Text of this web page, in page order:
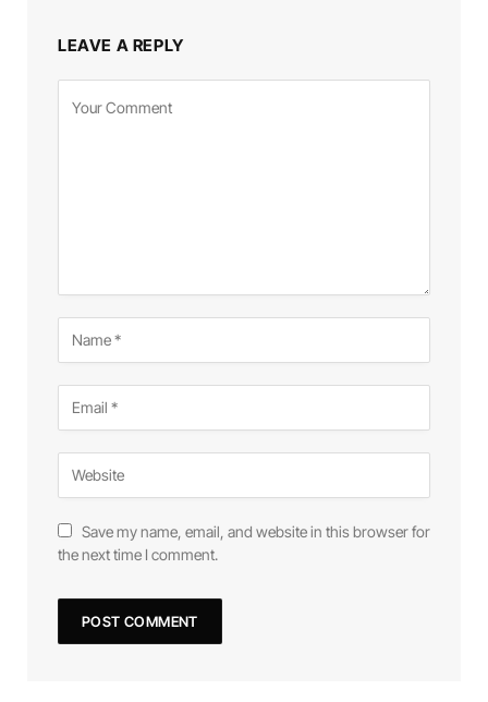
LEAVE A REPLY
Save my name, email, and website in this browser for
the next time I comment.